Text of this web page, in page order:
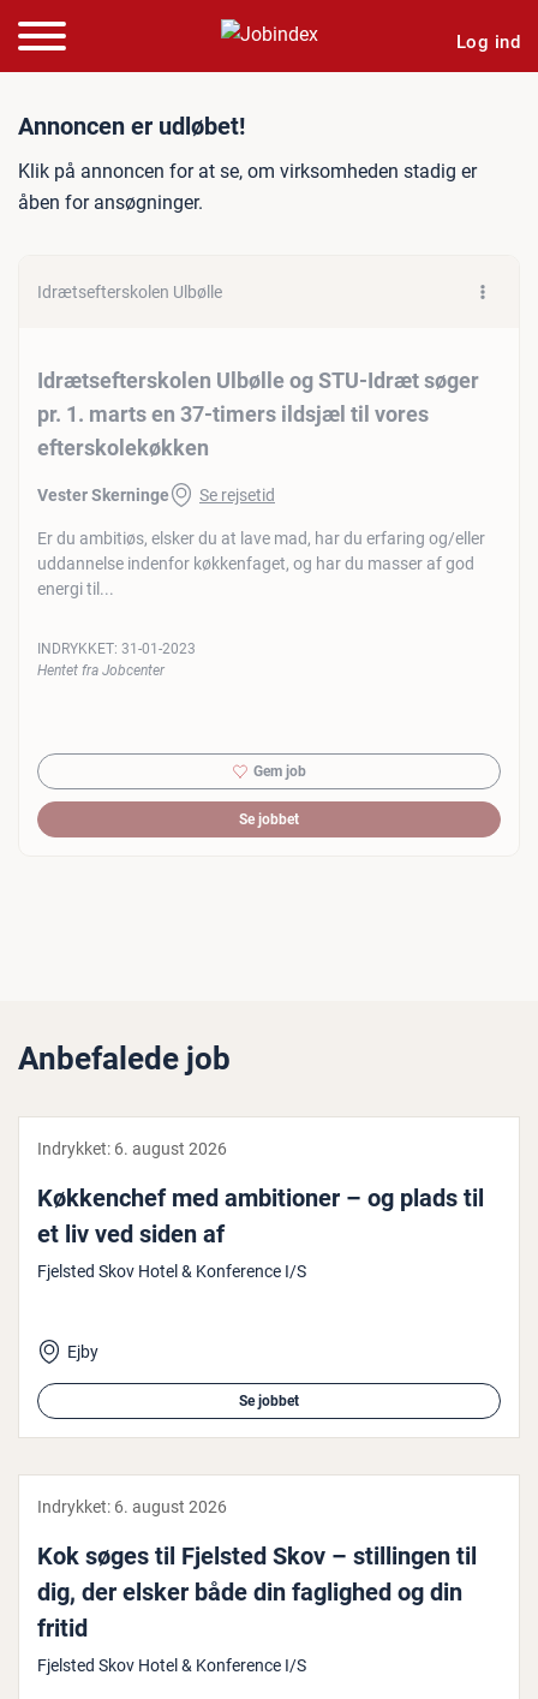
Log ind
Jobannonce:
Annoncen er udløbet!
Klik på annoncen for at se, om virksomheden stadig er
åben for ansøgninger.
Idrætsefterskolen Ulbølle
Idrætsefterskolen Ulbølle og STU-Idræt søger
pr. 1. marts en 37-timers ildsjæl til vores
efterskolekøkken
Vester Skerninge Se rejsetid
Er du ambitiøs, elsker du at lave mad, har du erfaring og/eller
uddannelse indenfor køkkenfaget, og har du masser af god
energi til...
INDRYKKET: 31-01-2023
Hentet fra Jobcenter
Gem job
Se jobbet
Anbefalede job
Indrykket: 6. august 2026
Køk­ken­chef med am­bi­tio­ner – og plads til
et liv ved siden af
Fjelsted Skov Hotel & Konference I/S
Ejby
Se jobbet
Indrykket: 6. august 2026
Kok søges til Fjelsted Skov – stil­lin­gen til
dig, der elsker både din faglighed og din
fritid
Fjelsted Skov Hotel & Konference I/S